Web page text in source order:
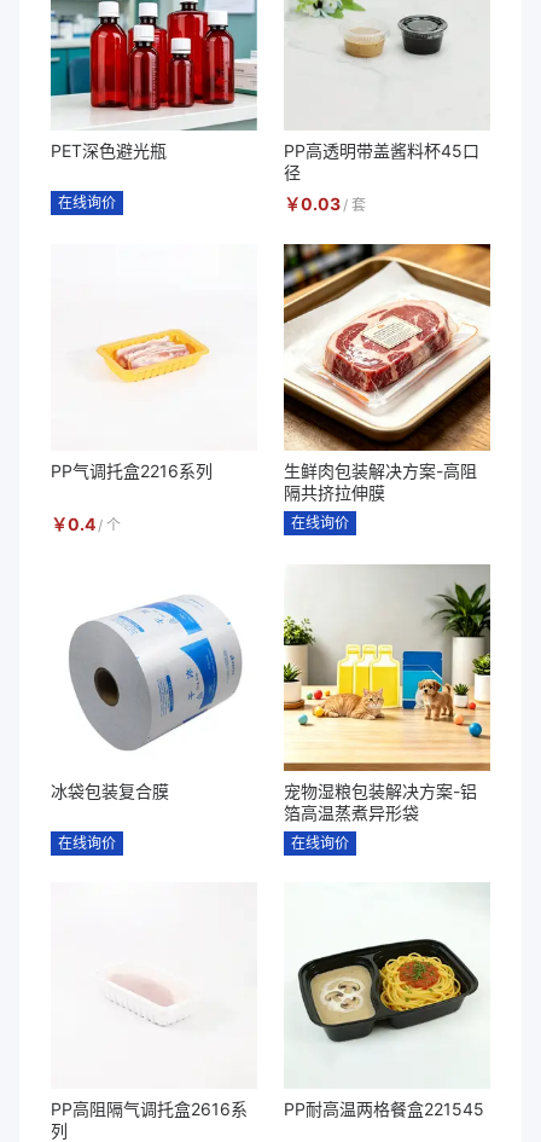
PET深色避光瓶
在线询价
PP高透明带盖酱料杯45口
径
￥0.03/ 套
PP气调托盒2216系列
￥0.4/ 个
生鲜肉包装解决方案-高阻
隔共挤拉伸膜
在线询价
冰袋包装复合膜
在线询价
宠物湿粮包装解决方案-铝
箔高温蒸煮异形袋
在线询价
PP高阻隔气调托盒2616系
列
PP耐高温两格餐盒221545